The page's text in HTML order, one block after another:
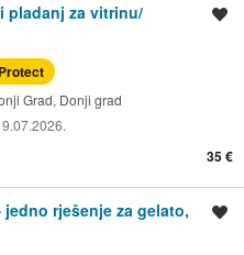
pladanj za vitrinu/
Grad, Donji grad
35 €
rješenje za gelato,